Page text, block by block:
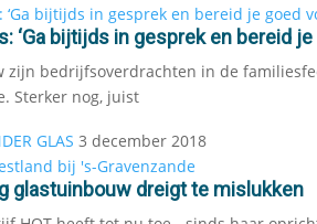
‘Ga bijtijds in gesprek en bereid je
zijn bedrijfsoverdrachten in de
Sterker nog, juist
GLAS 3 december 2018
glastuinbouw dreigt te mislukken